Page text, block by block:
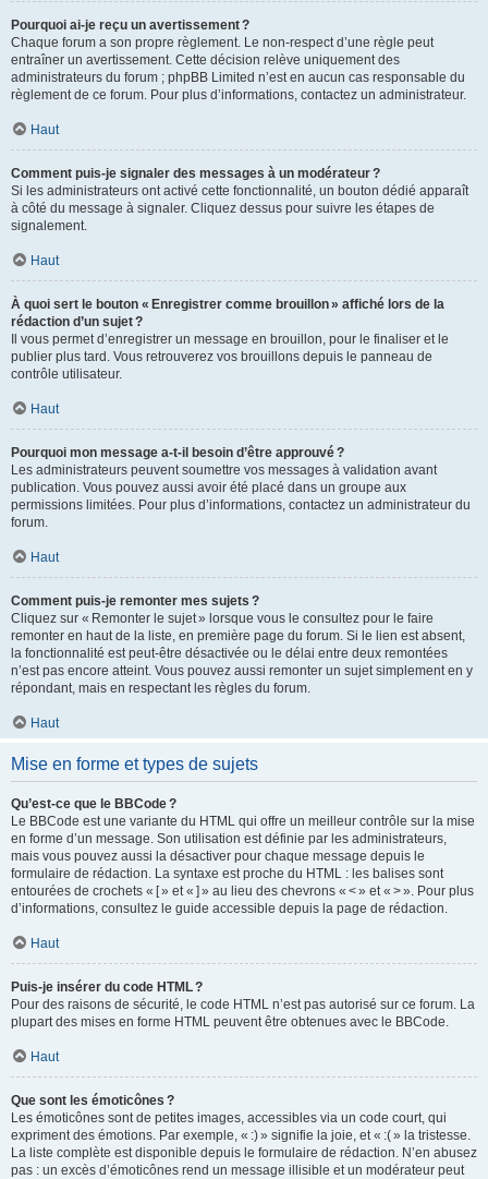
Pourquoi ai-je reçu un avertissement ?
Chaque forum a son propre règlement. Le non-respect d’une règle peut
entraîner un avertissement. Cette décision relève uniquement des
administrateurs du forum ; phpBB Limited n’est en aucun cas responsable du
règlement de ce forum. Pour plus d’informations, contactez un administrateur.
Haut
Comment puis-je signaler des messages à un modérateur ?
Si les administrateurs ont activé cette fonctionnalité, un bouton dédié apparaît
à côté du message à signaler. Cliquez dessus pour suivre les étapes de
signalement.
Haut
À quoi sert le bouton « Enregistrer comme brouillon » affiché lors de la
rédaction d’un sujet ?
Il vous permet d’enregistrer un message en brouillon, pour le finaliser et le
publier plus tard. Vous retrouverez vos brouillons depuis le panneau de
contrôle utilisateur.
Haut
Pourquoi mon message a-t-il besoin d’être approuvé ?
Les administrateurs peuvent soumettre vos messages à validation avant
publication. Vous pouvez aussi avoir été placé dans un groupe aux
permissions limitées. Pour plus d’informations, contactez un administrateur du
forum.
Haut
Comment puis-je remonter mes sujets ?
Cliquez sur « Remonter le sujet » lorsque vous le consultez pour le faire
remonter en haut de la liste, en première page du forum. Si le lien est absent,
la fonctionnalité est peut-être désactivée ou le délai entre deux remontées
n’est pas encore atteint. Vous pouvez aussi remonter un sujet simplement en y
répondant, mais en respectant les règles du forum.
Haut
Mise en forme et types de sujets
Qu’est-ce que le BBCode ?
Le BBCode est une variante du HTML qui offre un meilleur contrôle sur la mise
en forme d’un message. Son utilisation est définie par les administrateurs,
mais vous pouvez aussi la désactiver pour chaque message depuis le
formulaire de rédaction. La syntaxe est proche du HTML : les balises sont
entourées de crochets « [ » et « ] » au lieu des chevrons « < » et « > ». Pour plus
d’informations, consultez le guide accessible depuis la page de rédaction.
Haut
Puis-je insérer du code HTML ?
Pour des raisons de sécurité, le code HTML n’est pas autorisé sur ce forum. La
plupart des mises en forme HTML peuvent être obtenues avec le BBCode.
Haut
Que sont les émoticônes ?
Les émoticônes sont de petites images, accessibles via un code court, qui
expriment des émotions. Par exemple, « :) » signifie la joie, et « :( » la tristesse.
La liste complète est disponible depuis le formulaire de rédaction. N’en abusez
pas : un excès d’émoticônes rend un message illisible et un modérateur peut